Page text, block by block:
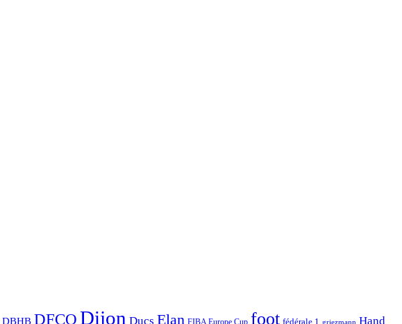
DBHB DFCODijon Ducs Elan foot fédérale 1 griezmann Hand